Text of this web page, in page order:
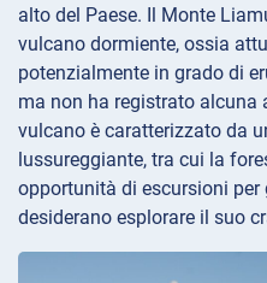
alto del Paese. Il Monte
vulcano dormiente, ossia
potenzialmente in grado di
ma non ha registrato alcuna
vulcano è caratterizzato da
lussureggiante, tra cui la
opportunità di escursioni per
desiderano esplorare il suo